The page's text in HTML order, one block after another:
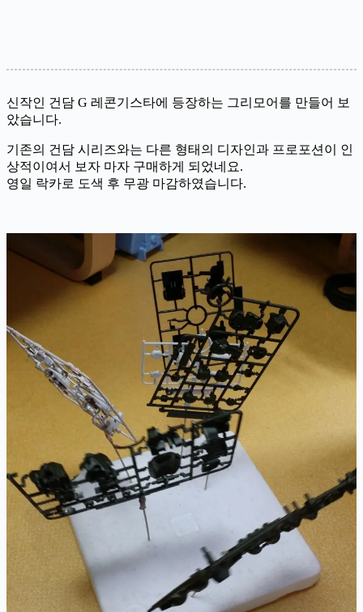
신작인 건담 G 레콘기스타에 등장하는 그리모어를 만들어 보
았습니다.
기존의 건담 시리즈와는 다른 형태의 디자인과 프로포션이 인
상적이여서 보자 마자 구매하게 되었네요.
영일 락카로 도색 후 무광 마감하였습니다.